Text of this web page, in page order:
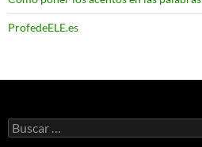
ProfedeELE.es
Buscar: